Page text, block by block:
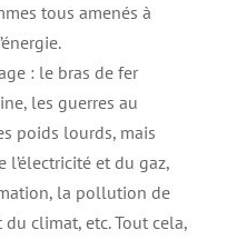
tous amenés à
: le bras de fer
les guerres au
poids lourds, mais
l’électricité et du gaz,
la pollution de
climat, etc. Tout cela,